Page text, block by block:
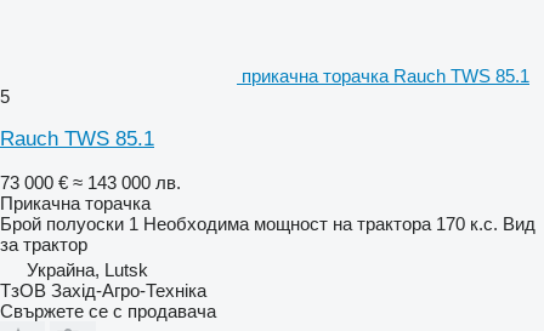
прикачна торачка Rauch TWS 85.1
5
Rauch TWS 85.1
73 000 € ≈ 143 000 лв.
Прикачна торачка
Брой полуоски 1 Необходима мощност на трактора 170 к.с. Вид
за трактор
Украйна, Lutsk
ТзОВ Захід-Агро-Техніка
Свържете се с продавача